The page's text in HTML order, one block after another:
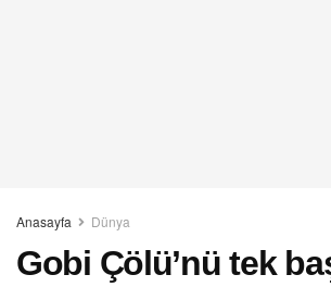
Anasayfa Dünya
Gobi Çölü’nü tek